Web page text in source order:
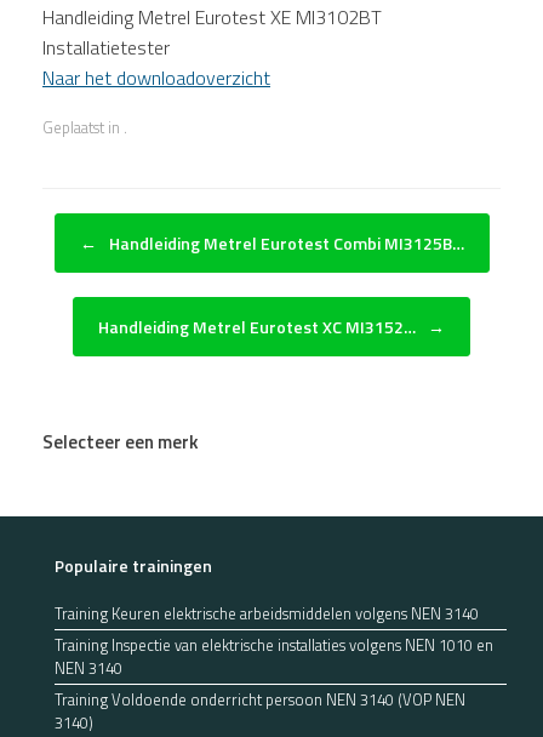
Handleiding Metrel Eurotest XE MI3102BT
Installatietester
Naar het downloadoverzicht
Geplaatst in .
Bericht navigatie
← Handleiding Metrel Eurotest Combi MI3125B…
Handleiding Metrel Eurotest XC MI3152… →
Selecteer een merk
Populaire trainingen
Training Keuren elektrische arbeidsmiddelen volgens NEN 3140
Training Inspectie van elektrische installaties volgens NEN 1010 en
NEN 3140
Training Voldoende onderricht persoon NEN 3140 (VOP NEN
3140)